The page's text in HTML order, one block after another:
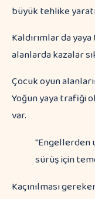
büyük tehlike
Kaldırımlar da
alanlarda kazalar
Çocuk oyun
Yoğun yaya trafiği
var.
"Engellerden
sürüş için
Kaçınılması